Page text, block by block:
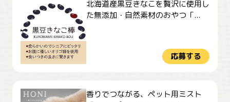
北海道産黒豆きなこを贅沢に使用し
た無添加・自然素材のおやつ「...
応募する
香りでつながる、ペット用ミスト